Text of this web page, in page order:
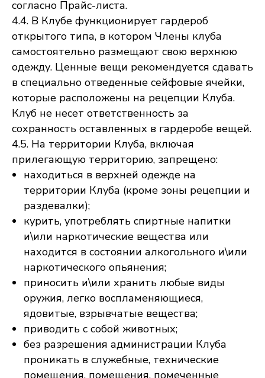
согласно Прайс-листа.
4.4. В Клубе функционирует гардероб
открытого типа, в котором Члены клуба
самостоятельно размещают свою верхнюю
одежду. Ценные вещи рекомендуется сдавать
в специально отведенные сейфовые ячейки,
которые расположены на рецепции Клуба.
Клуб не несет ответственность за
сохранность оставленных в гардеробе вещей.
4.5. На территории Клуба, включая
прилегающую территорию, запрещено:
находиться в верхней одежде на
территории Клуба (кроме зоны рецепции и
раздевалки);
курить, употреблять спиртные напитки
и\или наркотические вещества или
находится в состоянии алкогольного и\или
наркотического опьянения;
приносить и\или хранить любые виды
оружия, легко воспламеняющиеся,
ядовитые, взрывчатые вещества;
приводить с собой животных;
без разрешения администрации Клуба
проникать в служебные, технические
помещения, помещения, помеченные